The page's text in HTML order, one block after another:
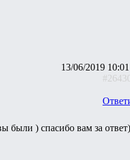
13/06/2019
были ) спасибо вам за ответ)